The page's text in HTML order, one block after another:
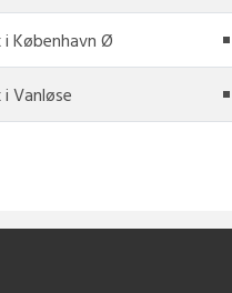
København Ø
Vanløse